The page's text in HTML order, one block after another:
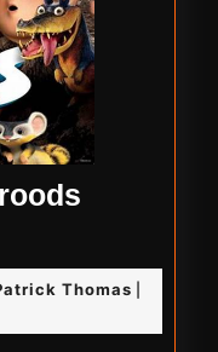
ThomasPatrick